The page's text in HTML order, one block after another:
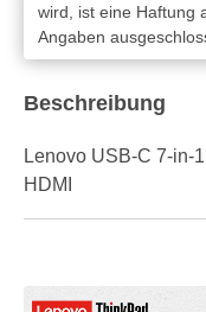
wird, ist eine Haftung
Angaben
Beschreibung
Lenovo USB-C 7-in-
HDMI